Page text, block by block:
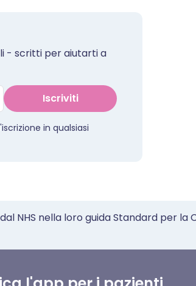
- scritti per aiutarti a
Iscriviti
in qualsiasi
NHS nella loro guida Standard per la